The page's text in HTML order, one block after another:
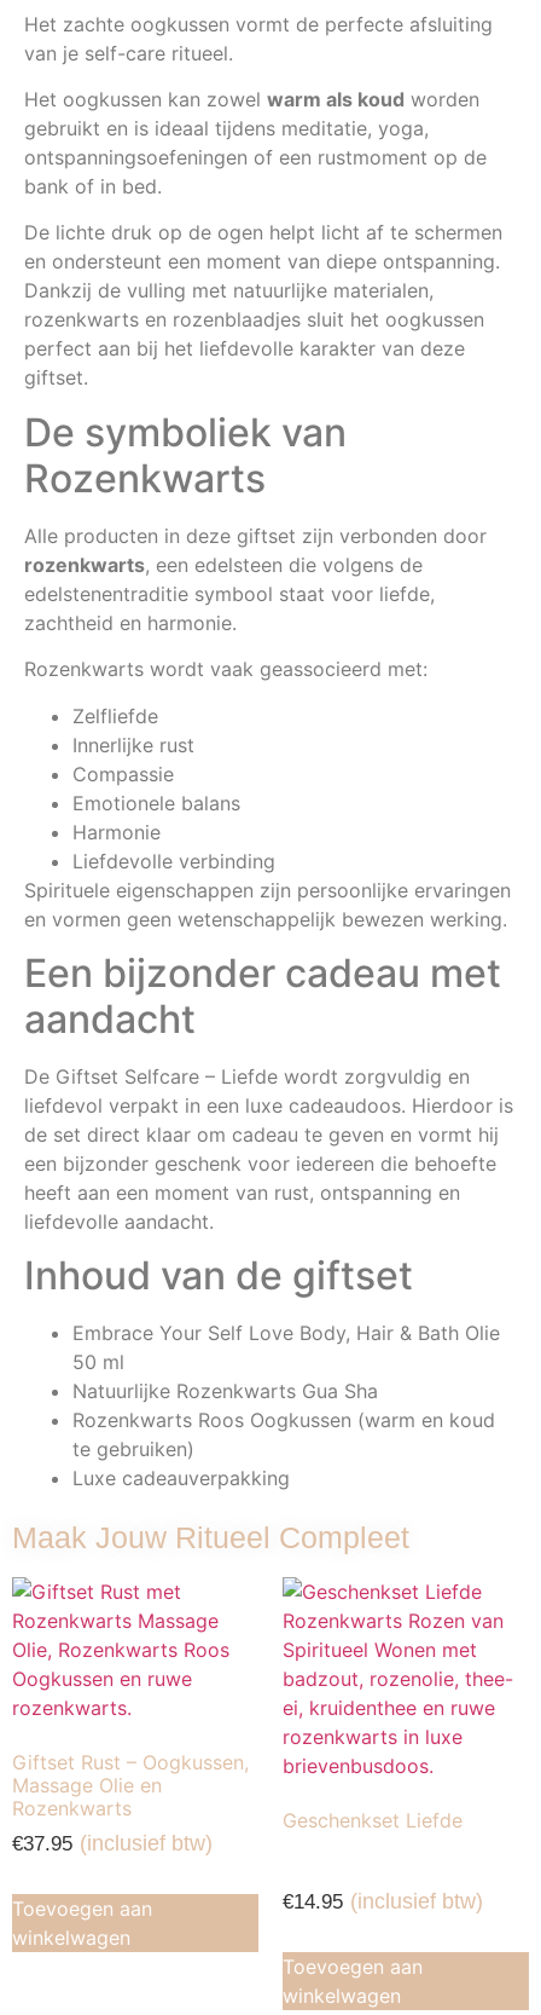
Het zachte oogkussen vormt de perfecte afsluiting
van je self-care ritueel.
Het oogkussen kan zowel warm als koud worden
gebruikt en is ideaal tijdens meditatie, yoga,
ontspanningsoefeningen of een rustmoment op de
bank of in bed.
De lichte druk op de ogen helpt licht af te schermen
en ondersteunt een moment van diepe ontspanning.
Dankzij de vulling met natuurlijke materialen,
rozenkwarts en rozenblaadjes sluit het oogkussen
perfect aan bij het liefdevolle karakter van deze
giftset.
De symboliek van
Rozenkwarts
Alle producten in deze giftset zijn verbonden door
rozenkwarts, een edelsteen die volgens de
edelstenentraditie symbool staat voor liefde,
zachtheid en harmonie.
Rozenkwarts wordt vaak geassocieerd met:
Zelfliefde
Innerlijke rust
Compassie
Emotionele balans
Harmonie
Liefdevolle verbinding
Spirituele eigenschappen zijn persoonlijke ervaringen
en vormen geen wetenschappelijk bewezen werking.
Een bijzonder cadeau met
aandacht
De Giftset Selfcare – Liefde wordt zorgvuldig en
liefdevol verpakt in een luxe cadeaudoos. Hierdoor is
de set direct klaar om cadeau te geven en vormt hij
een bijzonder geschenk voor iedereen die behoefte
heeft aan een moment van rust, ontspanning en
liefdevolle aandacht.
Inhoud van de giftset
Embrace Your Self Love Body, Hair & Bath Olie
50 ml
Natuurlijke Rozenkwarts Gua Sha
Rozenkwarts Roos Oogkussen (warm en koud
te gebruiken)
Luxe cadeauverpakking
Maak Jouw Ritueel Compleet
Giftset Rust – Oogkussen,
Massage Olie en
Rozenkwarts
€37.95 (inclusief btw)
Toevoegen aan
winkelwagen
Geschenkset Liefde
€14.95 (inclusief btw)
Toevoegen aan
winkelwagen